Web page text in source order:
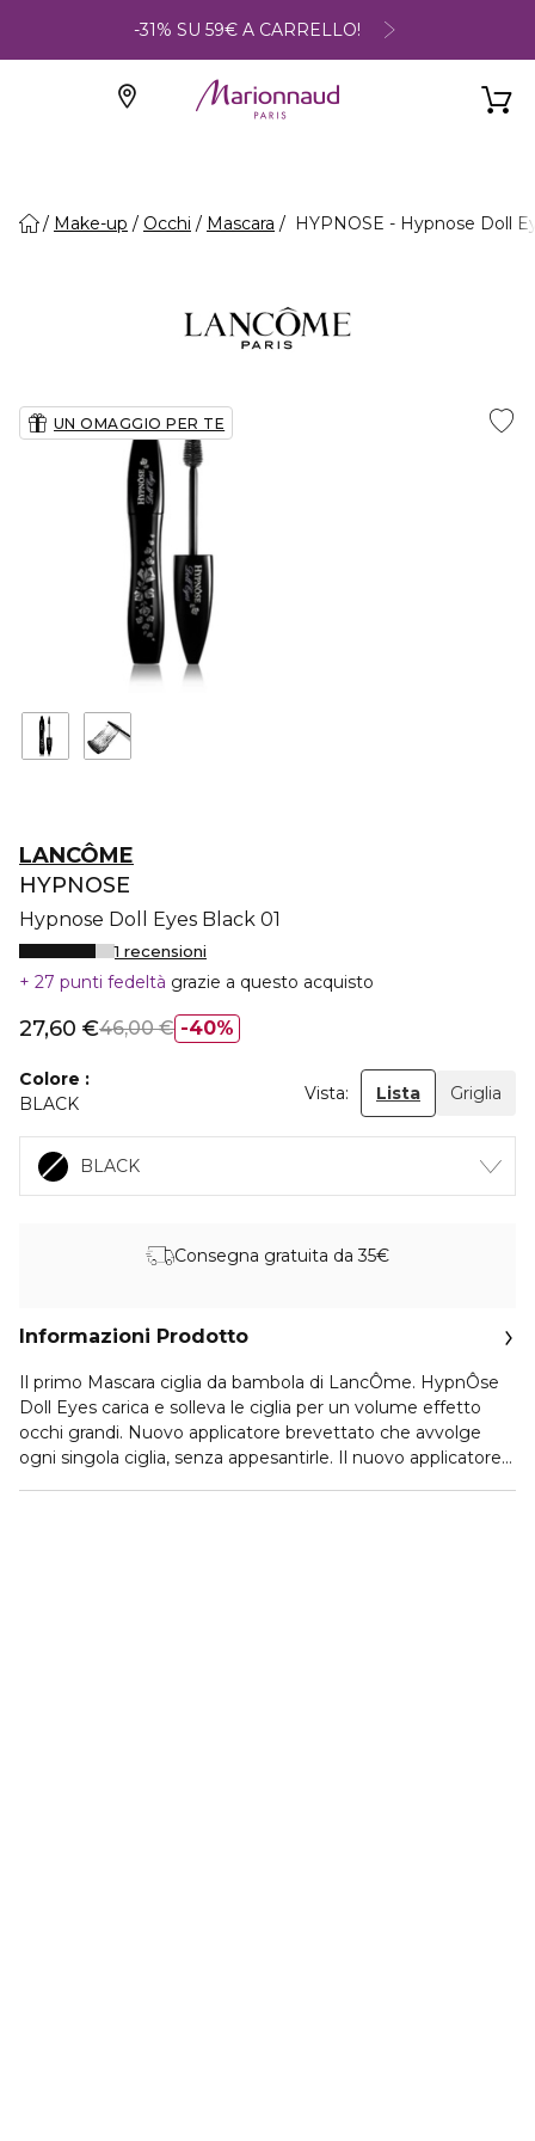
-31% SU 59€ A CARRELLO!
Make-up Occhi Mascara HYPNOSE - Hypnose Doll
UN OMAGGIO PER TE
LANCÔME
HYPNOSE
Hypnose Doll Eyes Black 01
1 recensioni
27 punti fedeltà grazie a questo acquisto
40%
27,60 €46,00 €
Colore
BLACK
Vista: Lista Griglia
BLACK
Consegna gratuita da 35€
Informazioni Prodotto
Il primo Mascara ciglia da bambola di LancÔme. HypnÔse
Doll Eyes carica e solleva le ciglia per un volume effetto
occhi grandi. Nuovo applicatore brevettato che avvolge
ogni singola ciglia, senza appesantirle. Il nuovo applicatore